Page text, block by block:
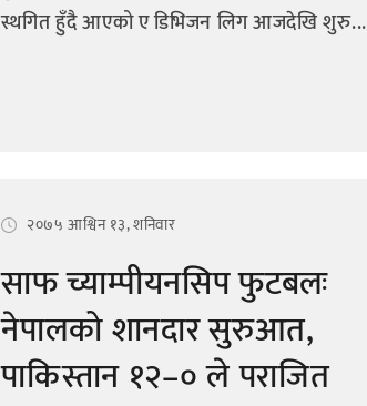
स्थगित हुँदै आएको ए डिभिजन लिग आजदेखि शुरु...
२०७५ आश्विन १३, शनिवार
साफ च्याम्पीयनसिप फुटबलः
नेपालको शानदार सुरुआत,
पाकिस्तान १२–० ले पराजित